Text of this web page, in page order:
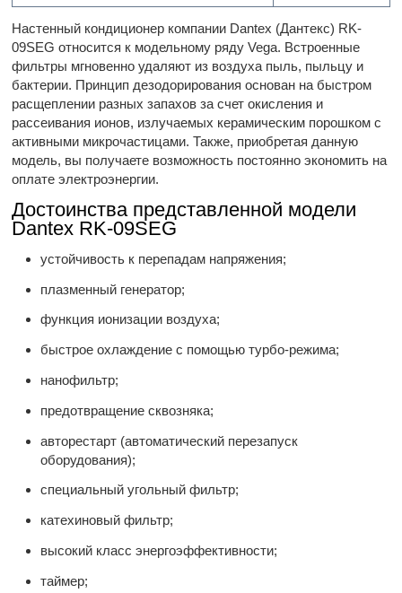
Настенный кондиционер компании Dantex (Дантекс) RK-
09SEG относится к модельному ряду Vega. Встроенные
фильтры мгновенно удаляют из воздуха пыль, пыльцу и
бактерии. Принцип дезодорирования основан на быстром
расщеплении разных запахов за счет окисления и
рассеивания ионов, излучаемых керамическим порошком с
активными микрочастицами. Также, приобретая данную
модель, вы получаете возможность постоянно экономить на
оплате электроэнергии.
Достоинства представленной модели
Dantex RK-09SEG
устойчивость к перепадам напряжения;
плазменный генератор;
функция ионизации воздуха;
быстрое охлаждение с помощью турбо-режима;
нанофильтр;
предотвращение сквозняка;
авторестарт (автоматический перезапуск
оборудования);
специальный угольный фильтр;
катехиновый фильтр;
высокий класс энергоэффективности;
таймер;